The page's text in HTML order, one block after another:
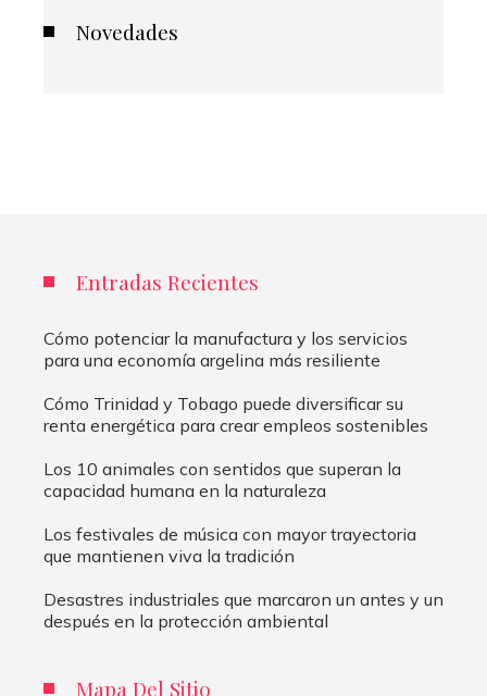
Novedades
Entradas Recientes
Cómo potenciar la manufactura y los servicios
para una economía argelina más resiliente
Cómo Trinidad y Tobago puede diversificar su
renta energética para crear empleos sostenibles
Los 10 animales con sentidos que superan la
capacidad humana en la naturaleza
Los festivales de música con mayor trayectoria
que mantienen viva la tradición
Desastres industriales que marcaron un antes y un
después en la protección ambiental
Mapa Del Sitio